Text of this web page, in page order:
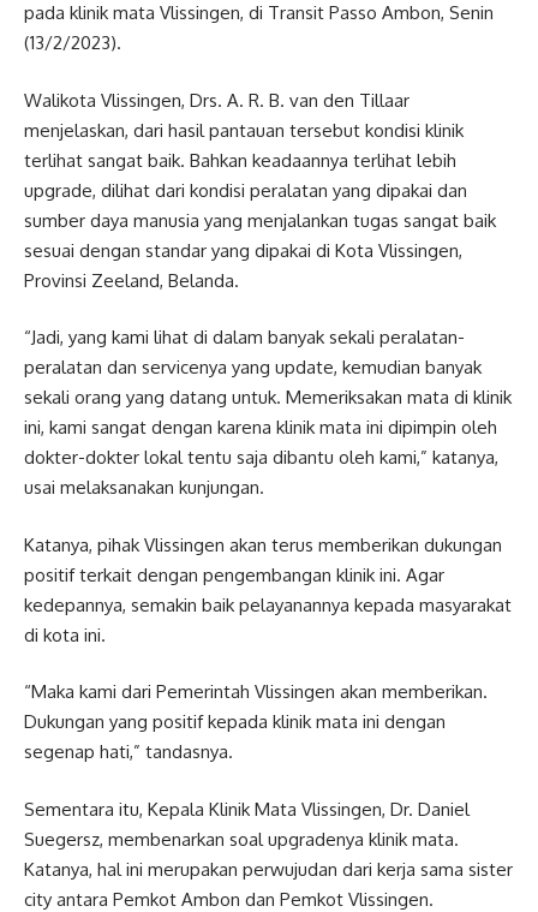
pada klinik mata Vlissingen, di Transit Passo Ambon, Senin
(13/2/2023).
Walikota Vlissingen, Drs. A. R. B. van den Tillaar
menjelaskan, dari hasil pantauan tersebut kondisi klinik
terlihat sangat baik. Bahkan keadaannya terlihat lebih
upgrade, dilihat dari kondisi peralatan yang dipakai dan
sumber daya manusia yang menjalankan tugas sangat baik
sesuai dengan standar yang dipakai di Kota Vlissingen,
Provinsi Zeeland, Belanda.
“Jadi, yang kami lihat di dalam banyak sekali peralatan-
peralatan dan servicenya yang update, kemudian banyak
sekali orang yang datang untuk. Memeriksakan mata di klinik
ini, kami sangat dengan karena klinik mata ini dipimpin oleh
dokter-dokter lokal tentu saja dibantu oleh kami,” katanya,
usai melaksanakan kunjungan.
Katanya, pihak Vlissingen akan terus memberikan dukungan
positif terkait dengan pengembangan klinik ini. Agar
kedepannya, semakin baik pelayanannya kepada masyarakat
di kota ini.
“Maka kami dari Pemerintah Vlissingen akan memberikan.
Dukungan yang positif kepada klinik mata ini dengan
segenap hati,” tandasnya.
Sementara itu, Kepala Klinik Mata Vlissingen, Dr. Daniel
Suegersz, membenarkan soal upgradenya klinik mata.
Katanya, hal ini merupakan perwujudan dari kerja sama sister
city antara Pemkot Ambon dan Pemkot Vlissingen.